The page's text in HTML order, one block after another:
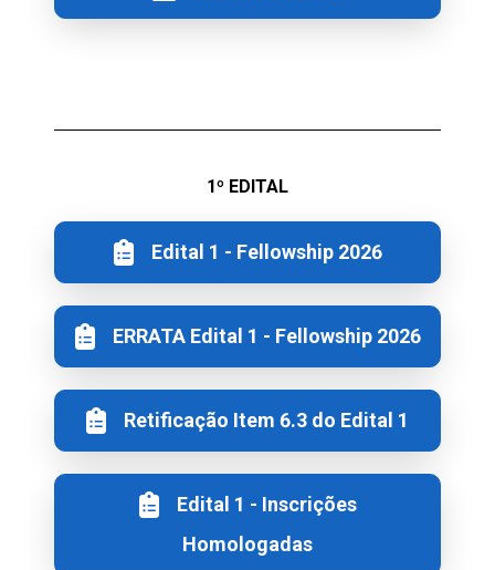
1º EDITAL
Edital 1 - Fellowship 2026
ERRATA Edital 1 - Fellowship 2026
Retificação Item 6.3 do Edital 1
Edital 1 - Inscrições
Homologadas